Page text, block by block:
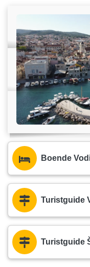
Boende
Turistguide
Turistguide